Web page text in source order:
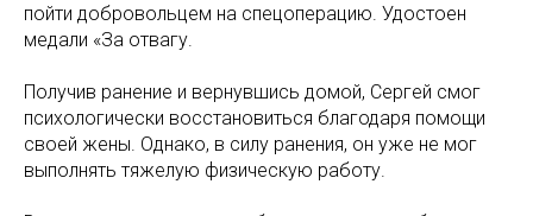
пойти добровольцем на спецоперацию. Удостоен
медали «За отвагу.
Получив ранение и вернувшись домой, Сергей смог
психологически восстановиться благодаря помощи
своей жены. Однако, в силу ранения, он уже не мог
выполнять тяжелую физическую работу.